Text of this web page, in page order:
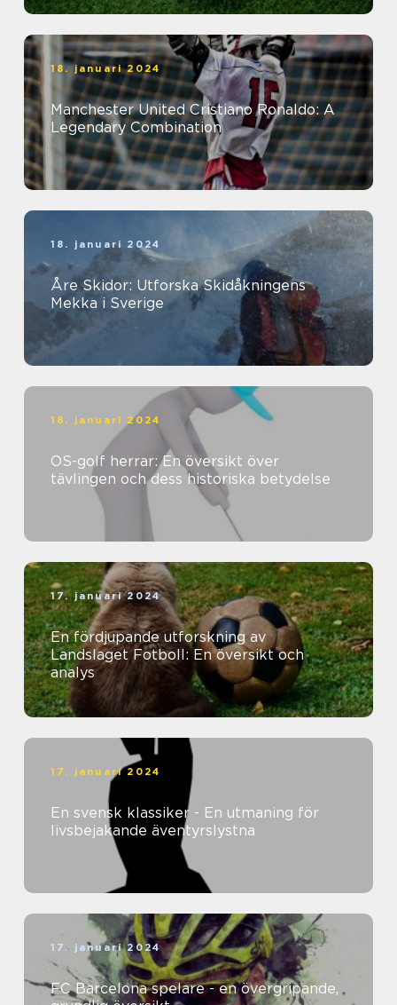
18. januari 2024
Manchester United Cristiano Ronaldo: A
Legendary Combination
18. januari 2024
Åre Skidor: Utforska Skidåkningens
Mekka i Sverige
18. januari 2024
OS-golf herrar: En översikt över
tävlingen och dess historiska betydelse
17. januari 2024
En fördjupande utforskning av
Landslaget Fotboll: En översikt och
analys
17. januari 2024
En svensk klassiker - En utmaning för
livsbejakande äventyrslystna
17. januari 2024
FC Barcelona spelare - en övergripande,